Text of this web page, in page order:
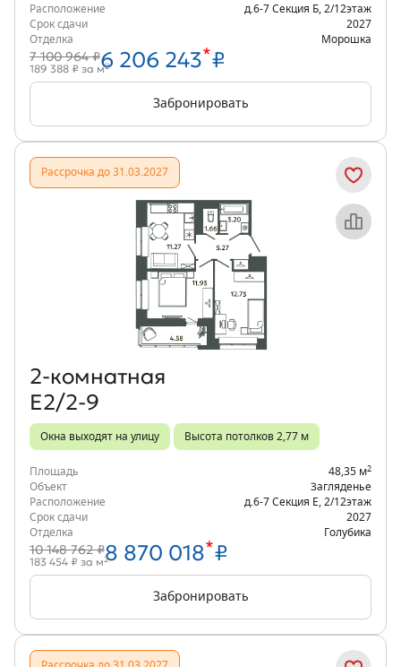
Расположение
д.6-7 Секция Б 2/12этаж
Срок сдачи
2027
Отделка
Морошка
7 100 964 ₽6 206 243*₽
189 388 ₽ за м2
Забронировать
Рассрочка до 31.03.2027
Объект месяца
2‑комнатная
Е2/2-9
Окна выходят на улицу Высота потолков 2,77 м
Площадь 48,35 м2
Объект
Загляденье
Расположение
д.6-7 Секция Е 2/12этаж
Срок сдачи
2027
Отделка
Голубика
10 148 762 ₽8 870 018*₽
183 454 ₽ за м2
Забронировать